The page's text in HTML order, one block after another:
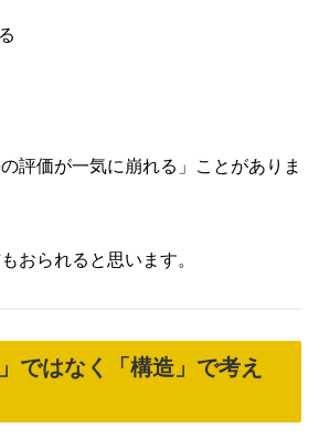
評価が一気に崩れる」ことがありま
おられると思います。
ではなく「構造」で考え